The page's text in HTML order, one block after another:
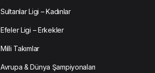
Sultanlar Ligi – Kadınlar
Efeler Ligi – Erkekler
Milli Takımlar
Avrupa & Dünya Şampiyonaları